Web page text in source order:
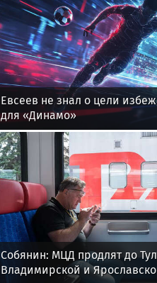
Евсеев не знал о цели
для «Динамо»
Собянин: МЦД продлят до
Владимирской и